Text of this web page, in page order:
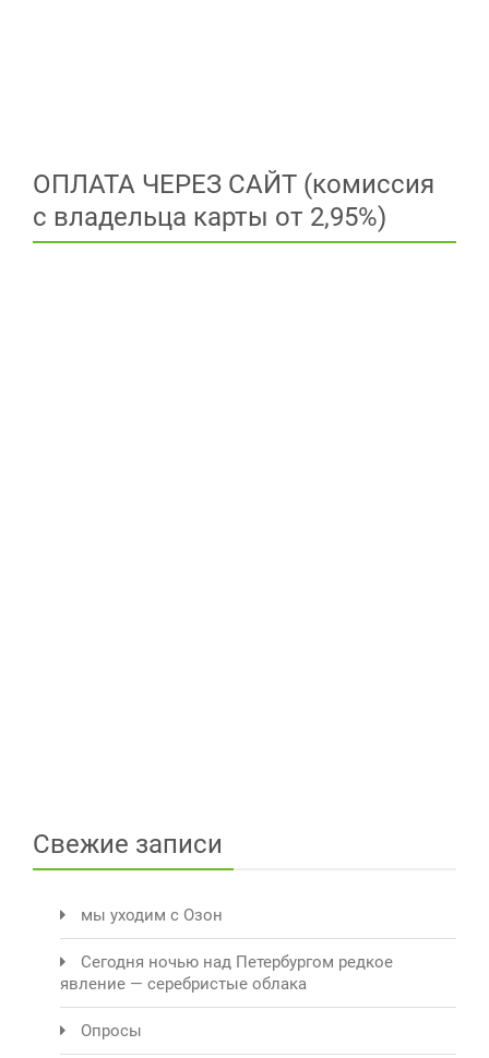
ОПЛАТА ЧЕРЕЗ САЙТ (комиссия
с владельца карты от 2,95%)
Свежие записи
мы уходим с Озон
Сегодня ночью над Петербургом редкое
явление — серебристые облака
Опросы